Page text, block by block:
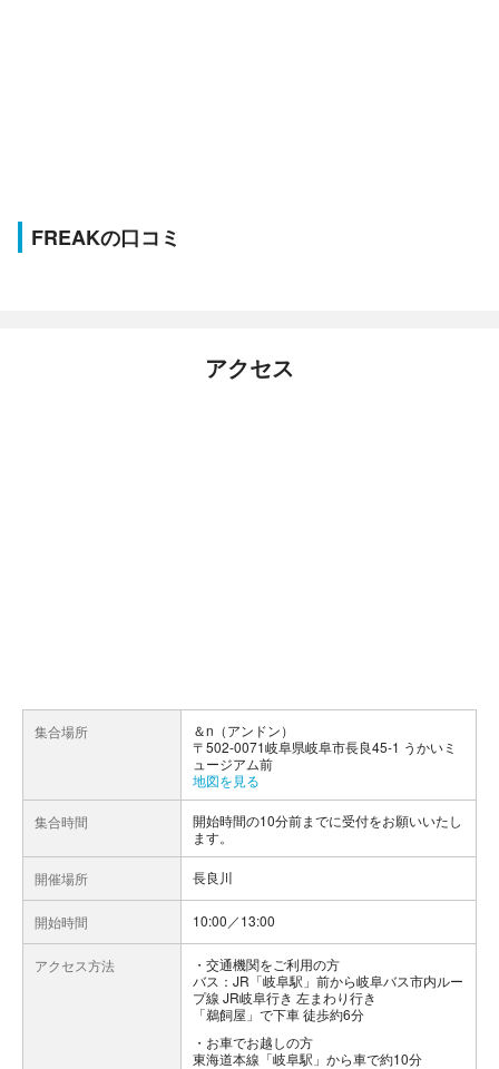
FREAKの口コミ
アクセス
集合場所
＆n（アンドン）
〒502-0071岐阜県岐阜市長良45-1 うかいミ
ュージアム前
地図を見る
集合時間
開始時間の10分前までに受付をお願いいたし
ます。
開催場所 長良川
開始時間 10:00／13:00
アクセス方法
交通機関をご利用の方
バス：JR「岐阜駅」前から岐阜バス市内ルー
プ線 JR岐阜行き 左まわり行き
「鵜飼屋」で下車 徒歩約6分
お車でお越しの方
東海道本線「岐阜駅」から車で約10分